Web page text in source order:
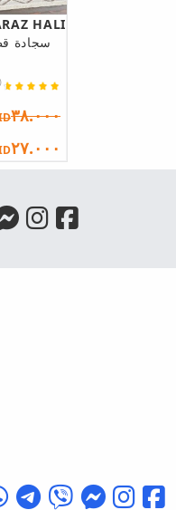
HALI
سجادة
(594)
٣٨.٠٠٠
٢٧.٠٠٠